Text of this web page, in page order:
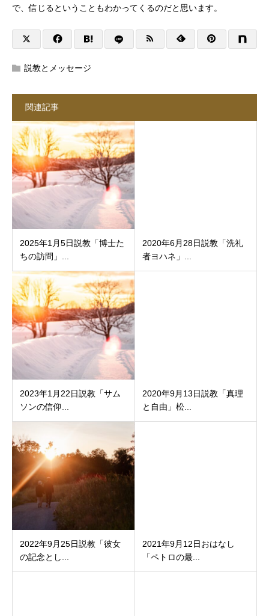
で、信じるということもわかってくるのだと思います。
説教とメッセージ
関連記事
2025年1月5日説教「博士た
ちの訪問」...
2020年6月28日説教「洗礼
者ヨハネ」...
2023年1月22日説教「サム
ソンの信仰...
2020年9月13日説教「真理
と自由」松...
2022年9月25日説教「彼女
の記念とし...
2021年9月12日おはなし
「ペトロの最...